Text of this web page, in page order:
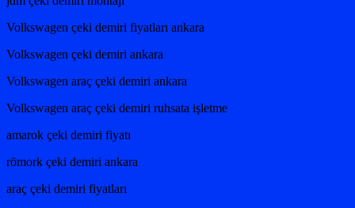
Volkswagen çeki demiri fiyatları ankara
Volkswagen çeki demiri ankara
Volkswagen araç çeki demiri ankara
Volkswagen araç çeki demiri ruhsata işletme
amarok çeki demiri fiyatı
römork çeki demiri ankara
araç çeki demiri fiyatları